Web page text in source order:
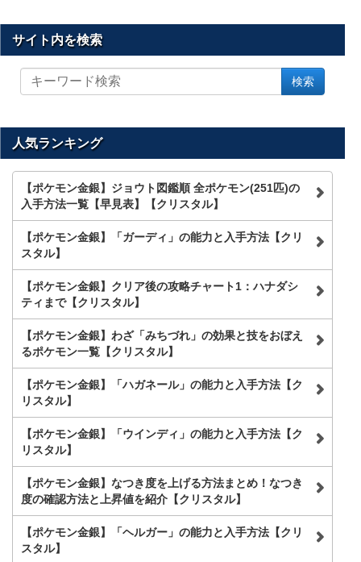
サイト内を検索
イ
を
索
検索
人気ランキング
【ポケモン金銀】ジョウト図鑑順 全ポケモン(251匹)の
入手方法一覧【早見表】【クリスタル】
【ポケモン金銀】「ガーディ」の能力と入手方法【クリ
スタル】
【ポケモン金銀】クリア後の攻略チャート1：ハナダシ
ティまで【クリスタル】
【ポケモン金銀】わざ「みちづれ」の効果と技をおぼえ
るポケモン一覧【クリスタル】
【ポケモン金銀】「ハガネール」の能力と入手方法【ク
リスタル】
【ポケモン金銀】「ウインディ」の能力と入手方法【ク
リスタル】
【ポケモン金銀】なつき度を上げる方法まとめ！なつき
度の確認方法と上昇値を紹介【クリスタル】
【ポケモン金銀】「ヘルガー」の能力と入手方法【クリ
スタル】